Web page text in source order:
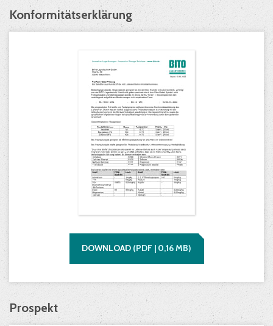
Konformitätserklärung
DOWNLOAD (PDF | 0,16MB)
Prospekt